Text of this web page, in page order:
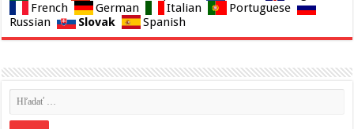
French
German Italian
Portuguese
Russian
Slovak Spanish